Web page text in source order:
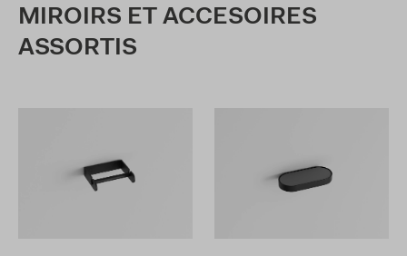
MIROIRS ET ACCESOIRES
ASSORTIS